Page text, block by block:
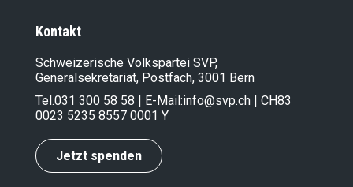
Kontakt
Schweizerische Volkspartei SVP,
Generalsekretariat, Postfach, 3001 Bern
Tel.031 300 58 58 | E-Mail:info@svp.ch | CH83
0023 5235 8557 0001 Y
Jetzt spenden